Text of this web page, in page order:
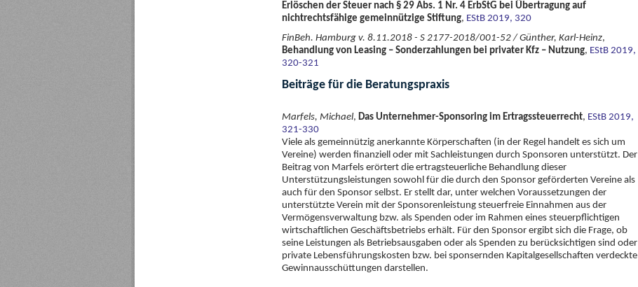
Erlöschen der Steuer nach § 29 Abs. 1 Nr. 4 ErbStG bei Übertragung auf
nichtrechtsfähige gemeinnützige Stiftung, EStB 2019, 320
FinBeh. Hamburg v. 8.11.2018 - S 2177-2018/001-52 / Günther, Karl-Heinz,
Behandlung von Leasing – Sonderzahlungen bei privater Kfz – Nutzung, EStB 2019,
320-321
Beiträge für die Beratungspraxis
Marfels, Michael, Das Unternehmer-Sponsoring im Ertragssteuerrecht, EStB 2019,
321-330
Viele als gemeinnützig anerkannte Körperschaften (in der Regel handelt es sich um
Vereine) werden finanziell oder mit Sachleistungen durch Sponsoren unterstützt. Der
Beitrag von Marfels erörtert die ertragsteuerliche Behandlung dieser
Unterstützungsleistungen sowohl für die durch den Sponsor geförderten Vereine als
auch für den Sponsor selbst. Er stellt dar, unter welchen Voraussetzungen der
unterstützte Verein mit der Sponsorenleistung steuerfreie Einnahmen aus der
Vermögensverwaltung bzw. als Spenden oder im Rahmen eines steuerpflichtigen
wirtschaftlichen Geschäftsbetriebs erhält. Für den Sponsor ergibt sich die Frage, ob
seine Leistungen als Betriebsausgaben oder als Spenden zu berücksichtigen sind oder
private Lebensführungskosten bzw. bei sponsernden Kapitalgesellschaften verdeckte
Gewinnausschüttungen darstellen.